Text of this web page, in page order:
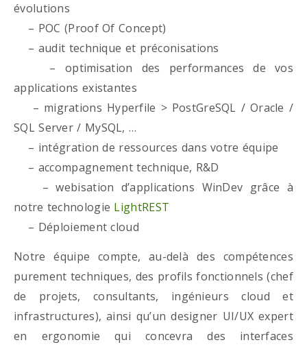
évolutions
– POC (Proof Of Concept)
– audit technique et préconisations
– optimisation des performances de vos
applications existantes
– migrations Hyperfile > PostGreSQL / Oracle /
SQL Server / MySQL, …
– intégration de ressources dans votre équipe
– accompagnement technique, R&D
– webisation d’applications WinDev grâce à
notre technologie LightREST
– Déploiement cloud
Notre équipe compte, au-delà des compétences
purement techniques, des profils fonctionnels (chef
de projets, consultants, ingénieurs cloud et
infrastructures), ainsi qu’un designer UI/UX expert
en ergonomie qui concevra des interfaces